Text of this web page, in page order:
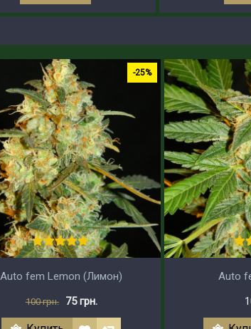
-25%
Auto fem Lemon (Лимон)
100 грн. 75 грн.
Auto